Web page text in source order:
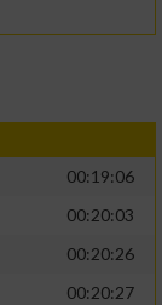
00:19:06
00:20:03
00:20:26
00:20:27